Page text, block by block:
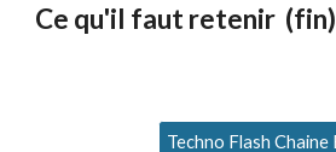
Ce qu'il faut retenir (fin)